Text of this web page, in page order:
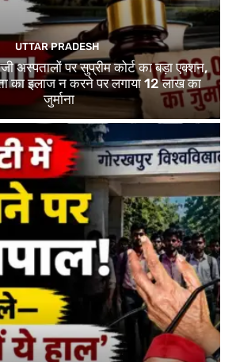
UTTAR PRADESH
अस्पतालों पर सुप्रीम कोर्ट का बड़ा एक्शन,
का इलाज न करने पर लगाया 12 लाख का
जुर्माना